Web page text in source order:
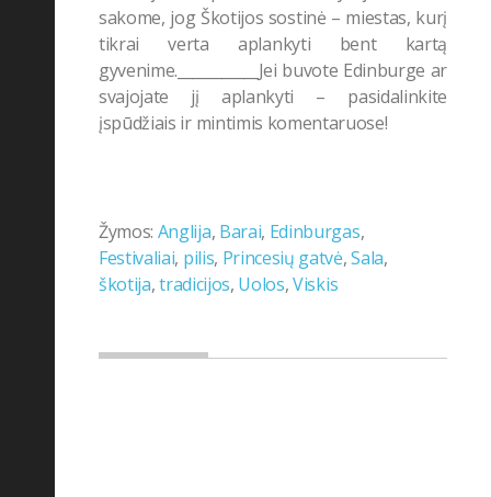
sakome, jog Škotijos sostinė – miestas, kurį
tikrai verta aplankyti bent kartą
gyvenime.___________Jei buvote Edinburge ar
svajojate jį aplankyti – pasidalinkite
įspūdžiais ir mintimis komentaruose!
Žymos: Anglija, Barai, Edinburgas,
Festivaliai, pilis, Princesių gatvė,Sala,
škotija,tradicijos, Uolos,Viskis